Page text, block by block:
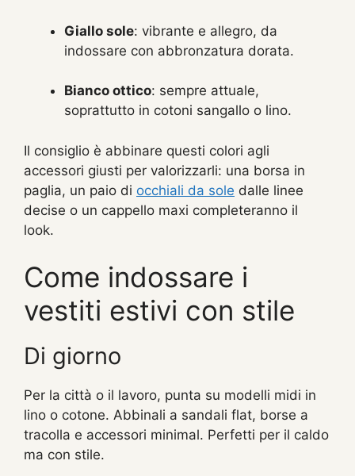
Giallo sole: vibrante e allegro, da
indossare con abbronzatura dorata.
Bianco ottico: sempre attuale,
soprattutto in cotoni sangallo o lino.
Il consiglio è abbinare questi colori agli
accessori giusti per valorizzarli: una borsa in
paglia, un paio di occhiali da sole dalle linee
decise o un cappello maxi completeranno il
look.
Come indossare i
vestiti estivi con stile
Di giorno
Per la città o il lavoro, punta su modelli midi in
lino o cotone. Abbinali a sandali flat, borse a
tracolla e accessori minimal. Perfetti per il caldo
ma con stile.